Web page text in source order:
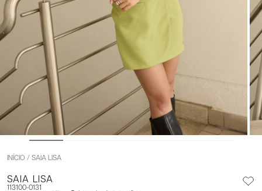
INÍCIO SAIA LISA
SAIA LISA
113100-0131